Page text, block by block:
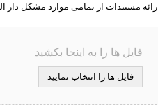
ارائه مستندات از تمامی موارد مشکل دار
فایل ها را به اینجا بکشید